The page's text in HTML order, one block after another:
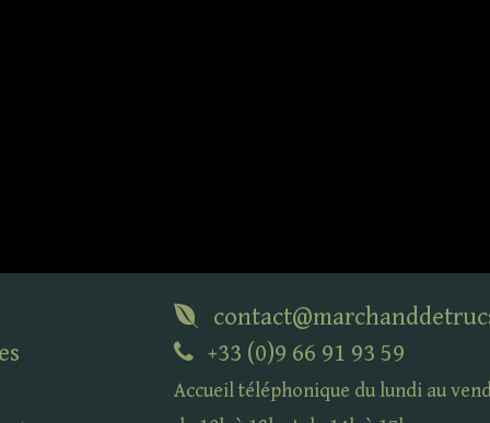
+33 (0)9 66 91 93 59
Accueil téléphonique du lundi au